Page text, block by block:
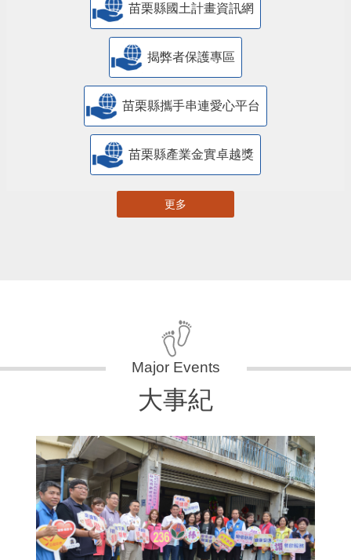
苗栗縣國土計畫資訊網
揭弊者保護專區
苗栗縣攜手串連愛心平台
苗栗縣產業金實卓越獎
更多
大事紀